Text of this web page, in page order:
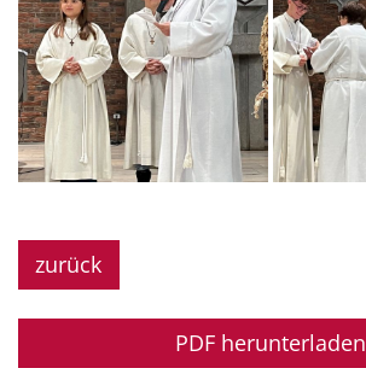
zurück
PDF herunterladen